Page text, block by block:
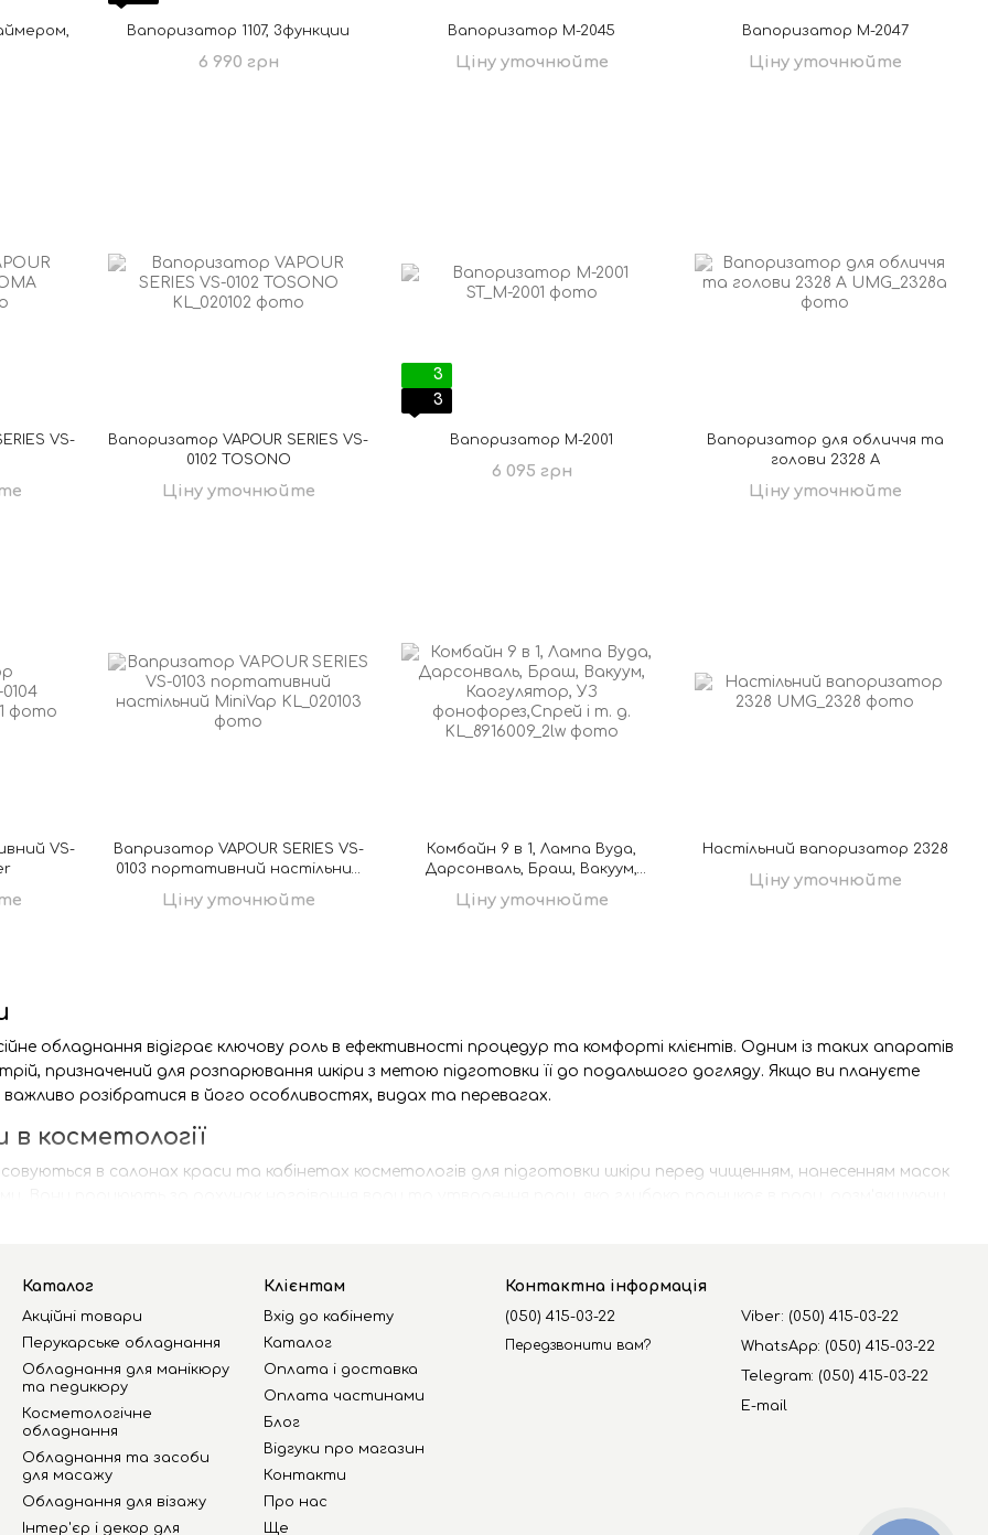
обладнання відіграє ключову роль в ефективності процедур та комфорті клієнтів. Одним із таких апаратів
призначений для розпарювання шкіри з метою підготовки її до подальшого догляду. Якщо ви плануєте
розібратися в його особливостях, видах та перевагах.
косметології
в салонах краси та кабінетах косметологів для підготовки шкіри перед чищенням, нанесенням масок
забруднень;
крові;
наступних процедур;
регенерації та оновлення клітин.
додатковими функціями, такими як озонування, аромотерапія та регулювання інтенсивності пари, що
та зручними у використанні.
увагу
Вапоризатор 1107, 3функции
6 990 грн
Вапоризатор M-2045
Ціну уточнюйте
Вапоризатор M-2047
Ціну уточнюйте
VS-
Вапоризатор VAPOUR SERIES VS-
0102 TOSONO
Ціну уточнюйте
3
3
Вапоризатор М-2001
6 095 грн
Вапоризатор для обличчя та
голови 2328 A
Ціну уточнюйте
VS-
Вапризатор VAPOUR SERIES VS-
0103 портативний настільний
Ціну уточнюйте
Комбайн 9 в 1, Лампа Вуда,
Дарсонваль, Браш, Вакуум,
фонофорез,Спрей і т. д.
Ціну уточнюйте
Настільний вапоризатор 2328
Ціну уточнюйте
Каталог
Акційні товари
Перукарське обладнання
Обладнання для манікюру
та педикюру
Косметологічне
обладнання
Обладнання та засоби
для масажу
Обладнання для візажу
Інтер'єр і декор для
Клієнтам
Вхід до кабінету
Каталог
Оплата і доставка
Оплата частинами
Блог
Відгуки про магазин
Контакти
Про нас
Ще
Контактна інформація
(050) 415-03-22
Передзвонити вам?
Viber: (050) 415-03-22
WhatsApp: (050) 415-03-22
Telegram: (050) 415-03-22
E-mail